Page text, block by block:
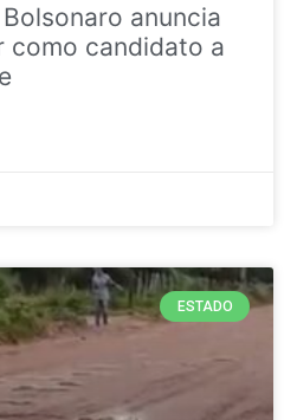
anuncia
como candidato a
ESTADO